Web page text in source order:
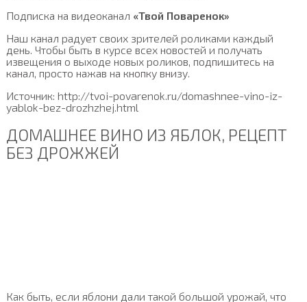
Подписка на видеоканал «Твой Поваренок»
Наш канал радует своих зрителей роликами каждый
день. Чтобы быть в курсе всех новостей и получать
извещения о выходе новых роликов, подпишитесь на
канал, просто нажав на кнопку внизу.
Источник: http://tvoi-povarenok.ru/domashnee-vino-iz-
yablok-bez-drozhzhej.html
ДОМАШНЕЕ ВИНО ИЗ ЯБЛОК, РЕЦЕПТ
БЕЗ ДРОЖЖЕЙ
Как быть, если яблони дали такой большой урожай, что